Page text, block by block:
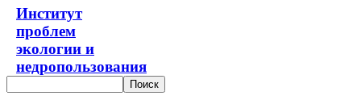
Институт
проблем
экологии и
недропользования